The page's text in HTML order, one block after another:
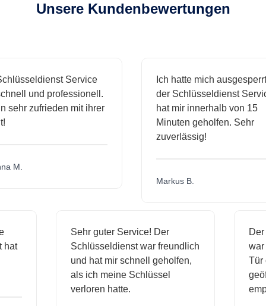
Unsere Kundenbewertungen
Service
und professionell.
zufrieden mit ihrer
M.
Ich hatte mich ausgesperrt
der Schlüsseldienst Service
hat mir innerhalb von 15
Minuten geholfen. Sehr
zuverlässig!
Markus B.
hat
Sehr guter Service! Der
Schlüsseldienst war freundlich
und hat mir schnell geholfen,
als ich meine Schlüssel
verloren hatte.